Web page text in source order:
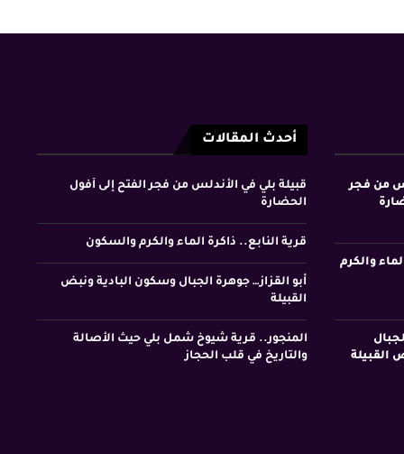
من فجر
والكرم
القبيلة
أحدث المقالات
قبيلة بلي في الأندلس من فجر الفتح إلى أفول
الحضارة
قرية النابع.. ذاكرة الماء والكرم والسكون
أبو القزاز… جوهرة الجبال وسكون البادية ونبض
القبيلة
المنجور.. قرية شيوخ شمل بلي حيث الأصالة
والتاريخ في قلب الحجاز